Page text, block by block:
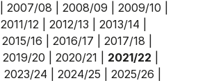
2007/08 2008/09 2009/10
2011/12 2012/13 2013/14
2015/16 2016/17 2017/18
2019/20 2020/21 2021/22
2023/24 2024/25 2025/26